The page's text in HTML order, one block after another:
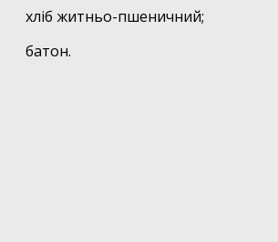
хліб житньо-пшеничний;
батон.